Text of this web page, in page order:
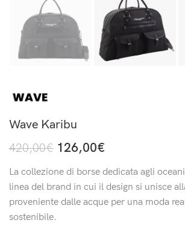
Wave Karibu
420,00€ 126,00€
La collezione di borse dedicata agli
linea del brand in cui il design si unisce
proveniente dalle acque per una moda
sostenibile.